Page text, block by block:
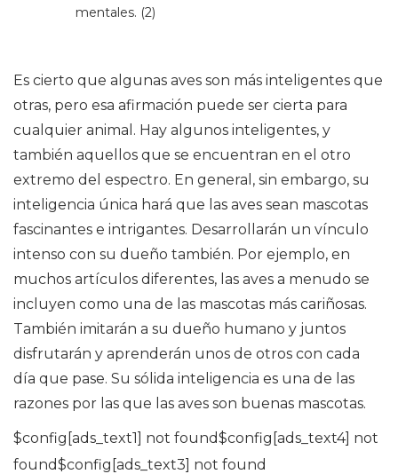
mentales. (2)
Es cierto que algunas aves son más inteligentes que
otras, pero esa afirmación puede ser cierta para
cualquier animal. Hay algunos inteligentes, y
también aquellos que se encuentran en el otro
extremo del espectro. En general, sin embargo, su
inteligencia única hará que las aves sean mascotas
fascinantes e intrigantes. Desarrollarán un vínculo
intenso con su dueño también. Por ejemplo, en
muchos artículos diferentes, las aves a menudo se
incluyen como una de las mascotas más cariñosas.
También imitarán a su dueño humano y juntos
disfrutarán y aprenderán unos de otros con cada
día que pase. Su sólida inteligencia es una de las
razones por las que las aves son buenas mascotas.
$config[ads_text1] not found$config[ads_text4] not
found$config[ads_text3] not found